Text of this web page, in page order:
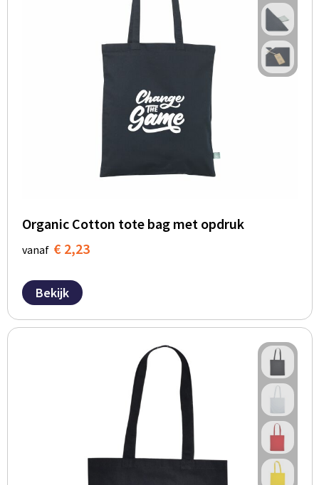
Organic Cotton tote bag met opdruk
vanaf € 2,23
Bekijk